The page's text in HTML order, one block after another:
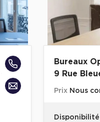
Bureaux
9 Rue
Prix Nous
Disponibilité